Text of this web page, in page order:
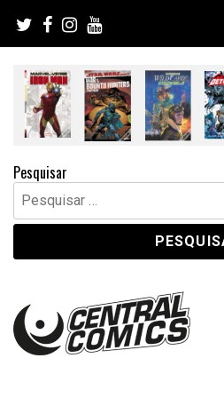
content
Pesquisar
Pesquisar
por: